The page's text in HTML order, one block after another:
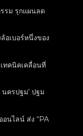
รม รุกแผนลด
อเบอร์หนึ่งของ
ทคนิคเคลื่อนที่
ครปฐม’ ปฐม
อนไลน์ ส่ง “PA